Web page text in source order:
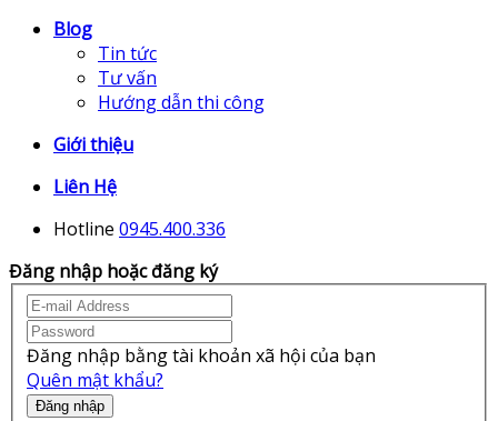
Blog
Tin tức
Tư vấn
Hướng dẫn thi công
Giới thiệu
Liên Hệ
Hotline 0945.400.336
Đăng nhập hoặc đăng ký
Đăng nhập bằng tài khoản xã hội của bạn
Quên mật khẩu?
Đăng nhập